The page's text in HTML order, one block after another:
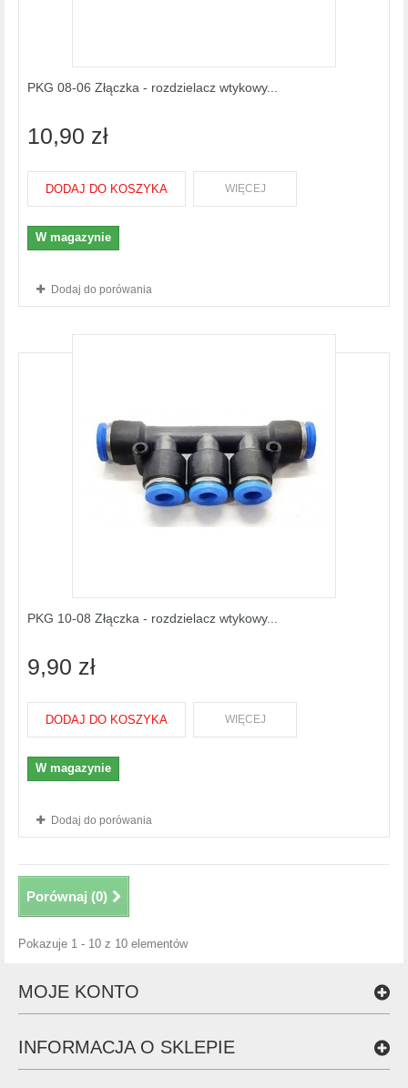
PKG 08-06 Złączka - rozdzielacz wtykowy...
10,90 zł
DODAJ DO KOSZYKA WIĘCEJ
W magazynie
Dodaj do porówania
PKG 10-08 Złączka - rozdzielacz wtykowy...
9,90 zł
DODAJ DO KOSZYKA WIĘCEJ
W magazynie
Dodaj do porówania
Porównaj (0)
Pokazuje 1 - 10 z 10 elementów
MOJE KONTO
INFORMACJA O SKLEPIE